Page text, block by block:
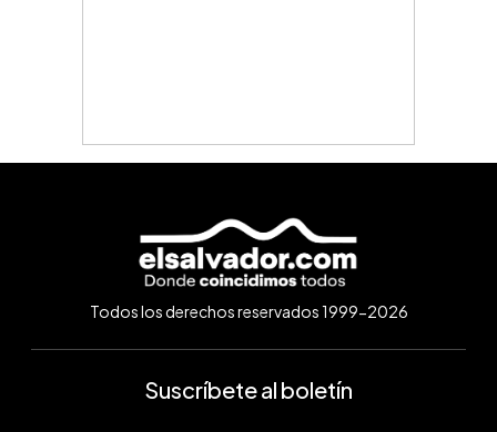
Todos los derechos reservados 1999-2026
Suscríbete al boletín